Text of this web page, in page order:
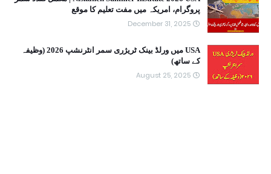
پروگرام، امریکہ میں مفت تعلیم کا موقع
December 31, 2025
USA میں ورلڈ بینک ٹریژری سمر انٹرنشپ 2026 (وظیفہ
کے ساتھ)
August 25, 2025